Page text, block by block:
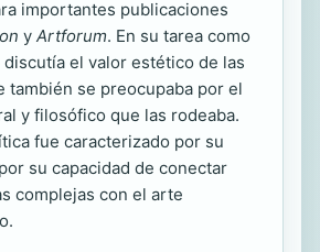
importantes publicaciones
y Artforum. En su tarea como
el valor estético de las
también se preocupaba por el
y filosófico que las rodeaba.
fue caracterizado por su
su capacidad de conectar
complejas con el arte